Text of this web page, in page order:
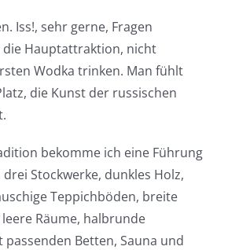
Iss!, sehr gerne, Fragen
Hauptattraktion, nicht
Wodka trinken. Man fühlt
die Kunst der russischen
bekomme ich eine Führung
Stockwerke, dunkles Holz,
Teppichböden, breite
Räume, halbrunde
Betten, Sauna und